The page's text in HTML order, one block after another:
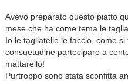
Avevo preparato questo piatto
mese che ha come tema le
Io le tagliatelle le faccio, come si
consuetudine partecipare a
mattarello!
Purtroppo sono stata sconfitta